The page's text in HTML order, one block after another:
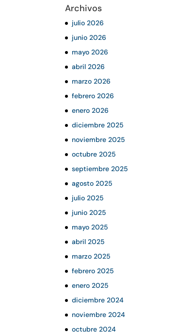
Archivos
julio 2026
junio 2026
mayo 2026
abril 2026
marzo 2026
febrero 2026
enero 2026
diciembre 2025
noviembre 2025
octubre 2025
septiembre 2025
agosto 2025
julio 2025
junio 2025
mayo 2025
abril 2025
marzo 2025
febrero 2025
enero 2025
diciembre 2024
noviembre 2024
octubre 2024